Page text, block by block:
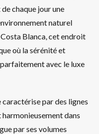
chaque jour une
naturel
Blanca, cet endroit
où la sérénité et
avec le luxe
caractérise par des lignes
dans
par ses volumes